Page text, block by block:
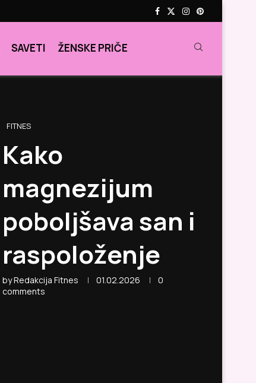
SAVETI ŽENSKE PRIČE
FITNES
Kako
magnezijum
poboljšava san i
raspoloženje
byRedakcija Fitnes 01.02.2026
0
comments